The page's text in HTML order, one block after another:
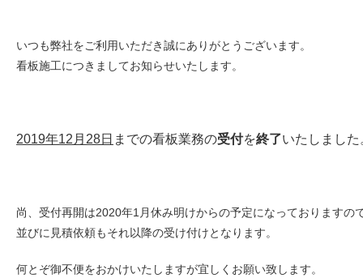
いつも弊社をご利用いただき誠にありがとうございます。
看板施工につきましてお知らせいたします。
2019年12月28日 までの看板業務の受付を終了いたしました
尚、受付再開は2020年1月休み明けからの予定になっておりますの
並びに見積依頼もそれ以降の受け付けとなります。
何とぞ御不便をおかけいたしますが宜しくお願い致します。